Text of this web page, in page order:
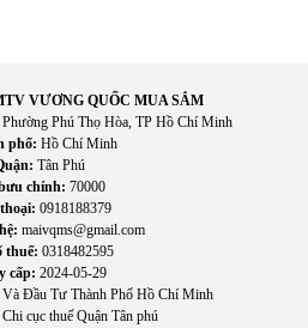
VƯƠNG QUỐC MUA SẮM
Phú Thọ Hòa, TP Hồ Chí Minh
phố: Hồ Chí Minh
Tân Phú
chính: 70000
0918188379
maivqms@gmail.com
thuế: 0318482595
cấp: 2024-05-29
Và Đầu Tư Thành Phố Hồ Chí Minh
Chi cục thuế Quận Tân phú